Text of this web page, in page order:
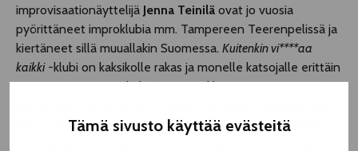
Tämä sivusto käyttää evästeitä
improvisaationäyttelijä Jenna Teinilä ovat jo vuosia
pyörittäneet improklubia mm. Tampereen Teerenpelissä ja
kiertäneet sillä muuallakin Suomessa. Kuitenkin vi****aa
kaikki-klubi on kaksikolle rakas ja monelle katsojalle erittäin
nauruterapeuttinen kokemus. Musiikki-improvisaatiosta
joka ei pelkää käyttää kitaraansa ja lukematonta määrää